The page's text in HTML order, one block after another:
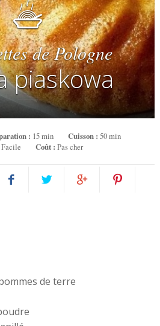
de Pologne
piaskowa
: 15 min Cuisson :50 min
Facile Coût : Pas cher
de terre